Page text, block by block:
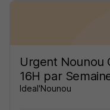
Urgent Nounou
16H par
Ideal'Nounou